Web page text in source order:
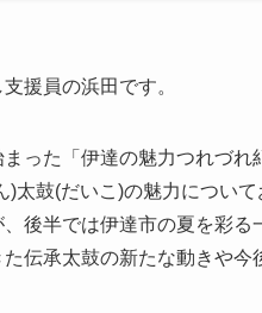
援員の浜田です。
った「伊達の魅力つれづれ
)太鼓(だいこ)の魅力につい
後半では伊達市の夏を彩
た伝承太鼓の新たな動きや